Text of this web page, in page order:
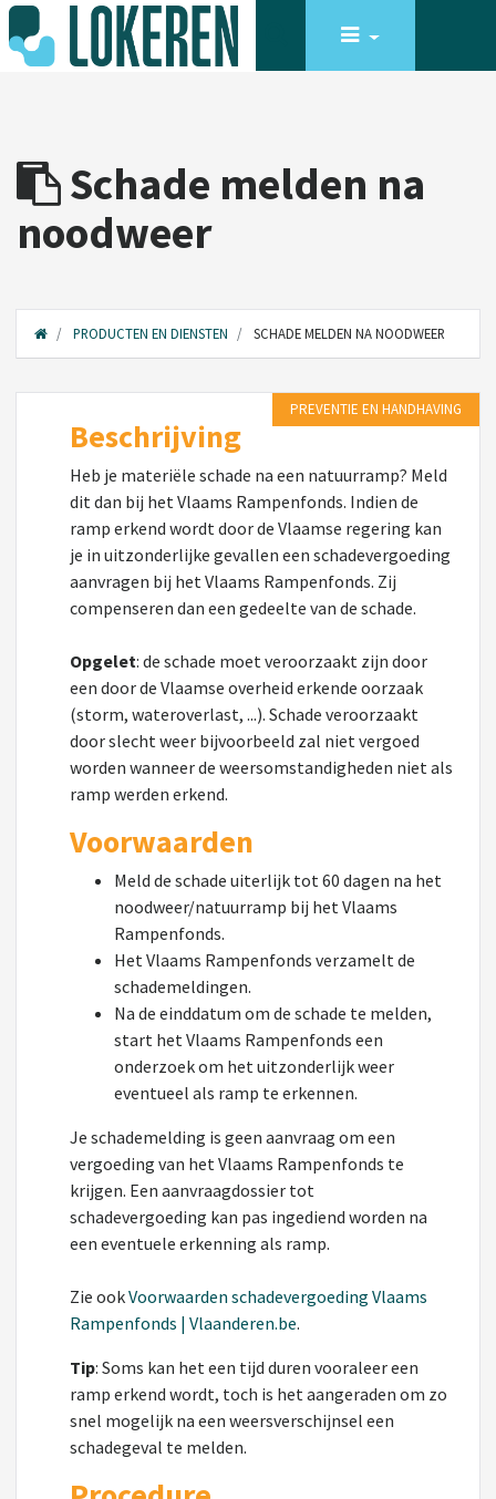
Schade melden na
noodweer
PRODUCTEN EN DIENSTEN SCHADE MELDEN NA NOODWEER
PREVENTIE EN HANDHAVING
Beschrijving
Heb je materiële schade na een natuurramp? Meld
dit dan bij het Vlaams Rampenfonds. Indien de
ramp erkend wordt door de Vlaamse regering kan
je in uitzonderlijke gevallen een schadevergoeding
aanvragen bij het Vlaams Rampenfonds. Zij
compenseren dan een gedeelte van de schade.
Opgelet: de schade moet veroorzaakt zijn door
een door de Vlaamse overheid erkende oorzaak
(storm, wateroverlast, ...). Schade veroorzaakt
door slecht weer bijvoorbeeld zal niet vergoed
worden wanneer de weersomstandigheden niet als
ramp werden erkend.
Voorwaarden
Meld de schade uiterlijk tot 60 dagen na het
noodweer/natuurramp bij het Vlaams
Rampenfonds.
Het Vlaams Rampenfonds verzamelt de
schademeldingen.
Na de einddatum om de schade te melden,
start het Vlaams Rampenfonds een
onderzoek om het uitzonderlijk weer
eventueel als ramp te erkennen.
Je schademelding is geen aanvraag om een
vergoeding van het Vlaams Rampenfonds te
krijgen. Een aanvraagdossier tot
schadevergoeding kan pas ingediend worden na
een eventuele erkenning als ramp.
Zie ookVoorwaarden schadevergoeding Vlaams
Rampenfonds | Vlaanderen.be.
Tip: Soms kan het een tijd duren vooraleer een
ramp erkend wordt, toch is het aangeraden om zo
snel mogelijk na een weersverschijnsel een
schadegeval te melden.